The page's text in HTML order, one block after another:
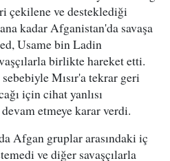
çekilene ve desteklediği
kadar Afganistan'da savaşa
Usame bin Ladin
birlikte hareket etti.
Mısır'a tekrar geri
için cihat yanlısı
etmeye karar verdi.
Afgan gruplar arasındaki iç
ve diğer savaşçılarla